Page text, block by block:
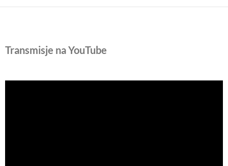
Transmisje na YouTube